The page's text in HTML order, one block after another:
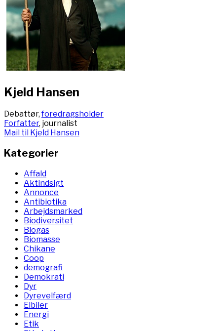
Kjeld Hansen
Debattør,foredragsholder
Forfatter, journalist
Mail til Kjeld Hansen
Kategorier
Affald
Aktindsigt
Annonce
Antibiotika
Arbejdsmarked
Biodiversitet
Biogas
Biomasse
Chikane
Coop
demografi
Demokrati
Dyr
Dyrevelfærd
Elbiler
Energi
Etik